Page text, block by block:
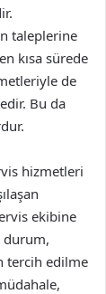
taleplerine
kısa sürede
de
Bu da
hizmetleri
ekibine
durum,
tercih edilme